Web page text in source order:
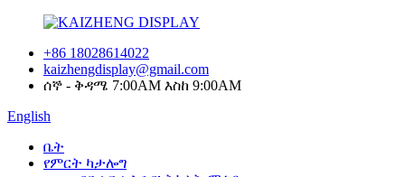
+86 18028614022
kaizhengdisplay@gmail.com
ሰኞ - ቅዳሜ 7:00AM እስከ 9:00AM
English
ቤት
የምርት ካታሎግ